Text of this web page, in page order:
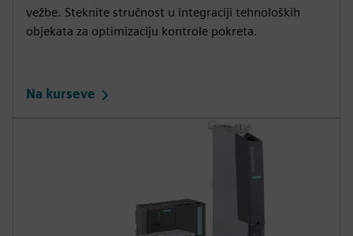
vežbe. Steknite stručnost u integraciji tehnoloških
objekata za optimizaciju kontrole pokreta.
Na kurseve